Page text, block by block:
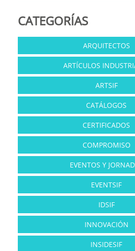
CATEGORÍAS
ARQUITECTOS
ARTÍCULOS
ARTSIF
CATÁLOGOS
CERTIFICADOS
COMPROMISO
EVENTOS Y
EVENTSIF
IDSIF
INNOVACIÓN
INSIDESIF